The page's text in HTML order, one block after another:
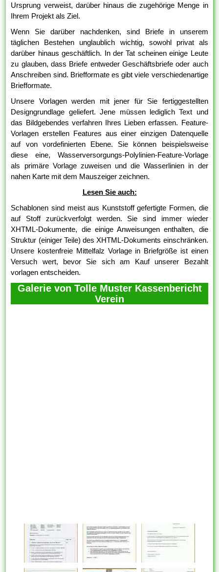
Ursprung verweist, darüber hinaus die zugehörige Menge in
Ihrem Projekt als Ziel.
Wenn Sie darüber nachdenken, sind Briefe in unserem
täglichen Bestehen unglaublich wichtig, sowohl privat als
darüber hinaus geschäftlich. In der Tat scheinen einige Leute
zu glauben, dass Briefe entweder Geschäftsbriefe oder auch
Anschreiben sind. Briefformate es gibt viele verschiedenartige
Briefformate.
Unsere Vorlagen werden mit jener für Sie fertiggestellten
Designgrundlage geliefert. Jene müssen lediglich Text und
das Bildgebendes verfahren Ihres Lieben erfassen. Feature-
Vorlagen erstellen Features aus einer einzigen Datenquelle
auf von vordefinierten Ebene. Sie können beispielsweise
diese eine, Wasserversorgungs-Polylinien-Feature-Vorlage
als primäre Vorlage zuweisen und die Wasserlinien in der
nahen Karte mit dem Mauszeiger zeichnen.
Lesen Sie auch:
Schablonen sind meist aus Kunststoff gefertigte Formen, die
auf Stoff zurückverfolgt werden. Sie sind immer wieder
XHTML-Dokumente, die einige Anweisungen enthalten, die
Struktur (einiger Teile) des XHTML-Dokuments einschränken.
Unsere kostenfreie Mittelfalz Vorlage in Briefgröße ist einen
Versuch wert, bevor Sie sich am Kauf unserer Bezahlt
vorlagen entscheiden.
Galerie von Tolle Muster Kassenbericht
Verein